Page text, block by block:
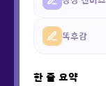
똑후감
한 줄 요약